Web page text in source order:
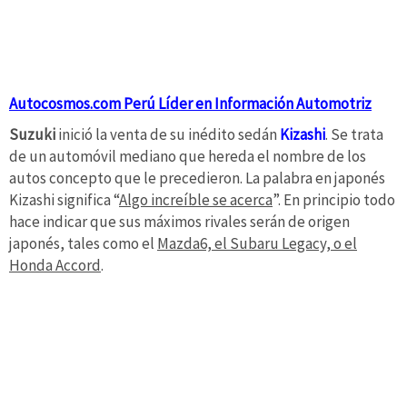
Autocosmos.com Perú Líder en Información Automotriz
Suzukiinició la venta de su inédito sedán Kizashi. Se trata
de un automóvil mediano que hereda el nombre de los
autos concepto que le precedieron. La palabra en japonés
Kizashi significa “Algo increíble se acerca”. En principio todo
hace indicar que sus máximos rivales serán de origen
japonés, tales como el Mazda6, el Subaru Legacy, o el
Honda Accord.